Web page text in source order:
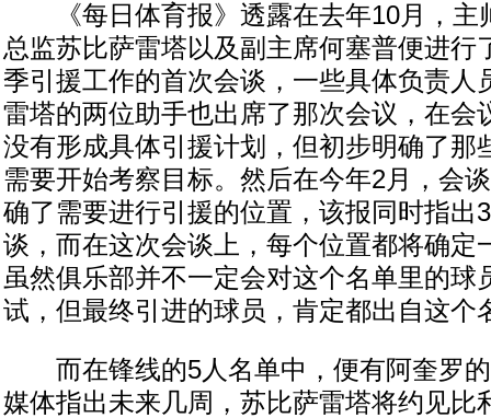
《每日体育报》透露在去年10月，主
总监苏比萨雷塔以及副主席何塞普便进行
季引援工作的首次会谈，一些具体负责人
雷塔的两位助手也出席了那次会议，在会
没有形成具体引援计划，但初步明确了那
需要开始考察目标。然后在今年2月，会
确了需要进行引援的位置，该报同时指出
谈，而在这次会谈上，每个位置都将确定
虽然俱乐部并不一定会对这个名单里的球
试，但最终引进的球员，肯定都出自这个
而在锋线的5人名单中，便有阿奎罗的
媒体指出未来几周，苏比萨雷塔将约见比